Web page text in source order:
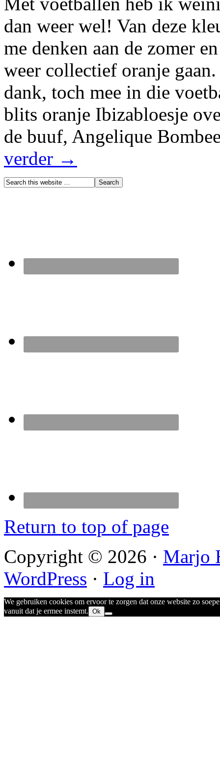
dan weer wel! Van deze
me denken aan de zomer
weer collectief oranje
dank, toch mee in die
blits oranje Ibizabloesje
de buuf, Angelique
verder →
Return to top of page
Copyright © 2026 · Marjo
WordPress · Log in
We gebruiken cookies om ervoor te zorgen dat onze website zo
vanuit dat je ermee instemt. Ok